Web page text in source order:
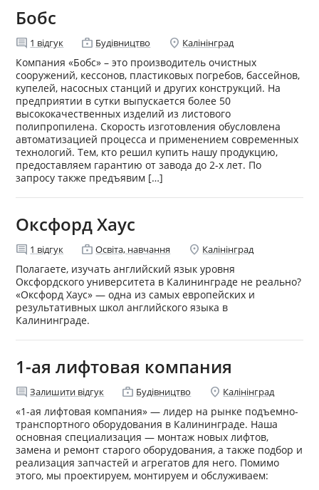
Бобс
comment 1 відгук enterprise Будівництво location_on Калінінград
Компания «Бобс» – это производитель очистных
сооружений, кессонов, пластиковых погребов, бассейнов,
купелей, насосных станций и других конструкций. На
предприятии в сутки выпускается более 50
высококачественных изделий из листового
полипропилена. Скорость изготовления обусловлена
автоматизацией процесса и применением современных
технологий. Тем, кто решил купить нашу продукцию,
предоставляем гарантию от завода до 2-х лет. По
запросу также предъявим […]
Оксфорд Хаус
comment 1 відгук enterprise Освіта, навчання location_on Калінінград
Полагаете, изучать английский язык уровня
Оксфордского университета в Калининграде не реально?
«Оксфорд Хаус» — одна из самых европейских и
результативных школ английского языка в
Калининграде.
1-ая лифтовая компания
comment Залишити відгук enterprise Будівництво location_on Калінінград
«1-ая лифтовая компания» — лидер на рынке подъемно-
транспортного оборудования в Калининграде. Наша
основная специализация — монтаж новых лифтов,
замена и ремонт старого оборудования, а также подбор и
реализация запчастей и агрегатов для него. Помимо
этого, мы проектируем, монтируем и обслуживаем: